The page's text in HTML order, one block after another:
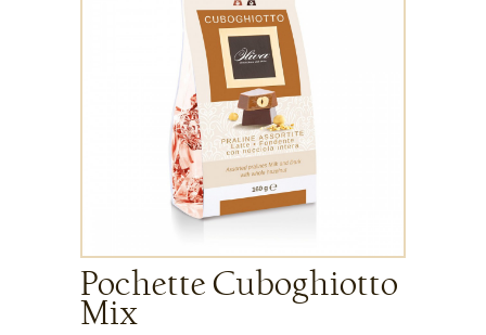
Pochette Cuboghiotto
Mix